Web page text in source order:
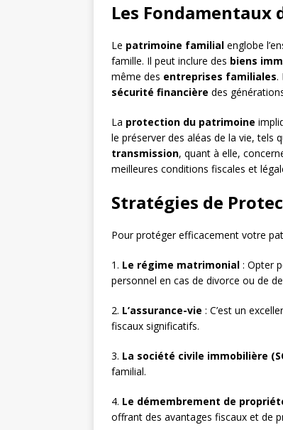
Les
Le patrimoine familial englobe
famille. Il peut inclure des biens
même des entreprises familiales.
sécurité financière des
La protection du patrimoine
le préserver des aléas de la vie, tels
transmission, quant à elle,
meilleures conditions fiscales et
Stratégies de
Pour protéger efficacement votre
1. Le régime matrimonial : Opter
personnel en cas de divorce ou de
2. L’assurance-vie : C’est un
fiscaux significatifs.
3. La société civile immobilière
familial.
4. Le démembrement de
offrant des avantages fiscaux et de